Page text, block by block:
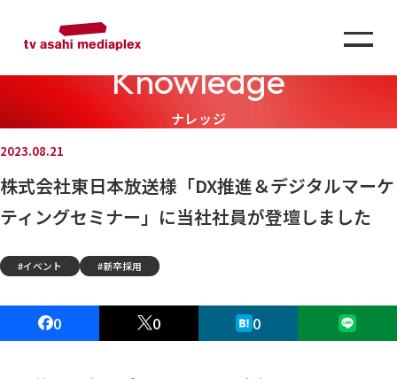
Knowledge
ナレッジ
2023.08.21
株式会社東日本放送様「DX推進＆デジタルマーケ
ティングセミナー」に当社社員が登壇しました
イベント 新卒採用
0 0 0